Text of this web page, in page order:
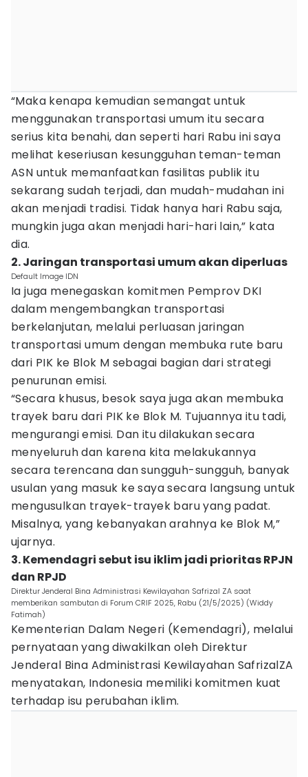
“Maka kenapa kemudian semangat untuk
menggunakan transportasi umum itu secara
serius kita benahi, dan seperti hari Rabu ini saya
melihat keseriusan kesungguhan teman-teman
ASN untuk memanfaatkan fasilitas publik itu
sekarang sudah terjadi, dan mudah-mudahan ini
akan menjadi tradisi. Tidak hanya hari Rabu saja,
mungkin juga akan menjadi hari-hari lain,” kata
dia.
2. Jaringan transportasi umum akan diperluas
Default Image IDN
Ia juga menegaskan komitmen Pemprov DKI
dalam mengembangkan transportasi
berkelanjutan, melalui perluasan jaringan
transportasi umum dengan membuka rute baru
dari PIK ke Blok M sebagai bagian dari strategi
penurunan emisi.
“Secara khusus, besok saya juga akan membuka
trayek baru dari PIK ke Blok M. Tujuannya itu tadi,
mengurangi emisi. Dan itu dilakukan secara
menyeluruh dan karena kita melakukannya
secara terencana dan sungguh-sungguh, banyak
usulan yang masuk ke saya secara langsung untuk
mengusulkan trayek-trayek baru yang padat.
Misalnya, yang kebanyakan arahnya ke Blok M,”
ujarnya.
3. Kemendagri sebut isu iklim jadi prioritas RPJN
dan RPJD
Direktur Jenderal Bina Administrasi Kewilayahan Safrizal ZA saat
memberikan sambutan di Forum CRIF 2025, Rabu (21/5/2025) (Widdy
Fatimah)
Kementerian Dalam Negeri (Kemendagri), melalui
pernyataan yang diwakilkan oleh Direktur
Jenderal Bina Administrasi Kewilayahan SafrizalZA
menyatakan, Indonesia memiliki komitmen kuat
terhadap isu perubahan iklim.